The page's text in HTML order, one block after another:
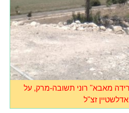
מאבא" רוני תשובה-מרק, על
זצ"ל